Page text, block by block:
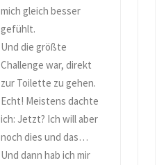
mich gleich besser
gefühlt.
Und die größte
Challenge war, direkt
zur Toilette zu gehen.
Echt! Meistens dachte
ich: Jetzt? Ich will aber
noch dies und das…
Und dann hab ich mir